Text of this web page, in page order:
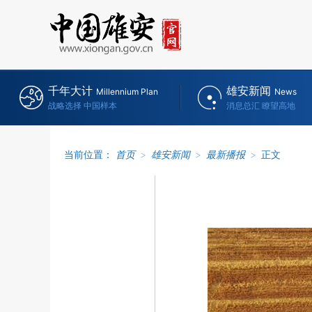
千年大计 Millennium Plan
战略选择 中国样本
雄安新闻 News
消息总汇 瞭望高地
当前位置： 首页 > 雄安新闻 > 最新播报 > 正文